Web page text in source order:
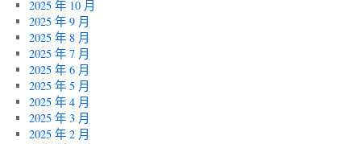
2025 年 10 月
2025 年 9 月
2025 年 8 月
2025 年 7 月
2025 年 6 月
2025 年 5 月
2025 年 4 月
2025 年 3 月
2025 年 2 月